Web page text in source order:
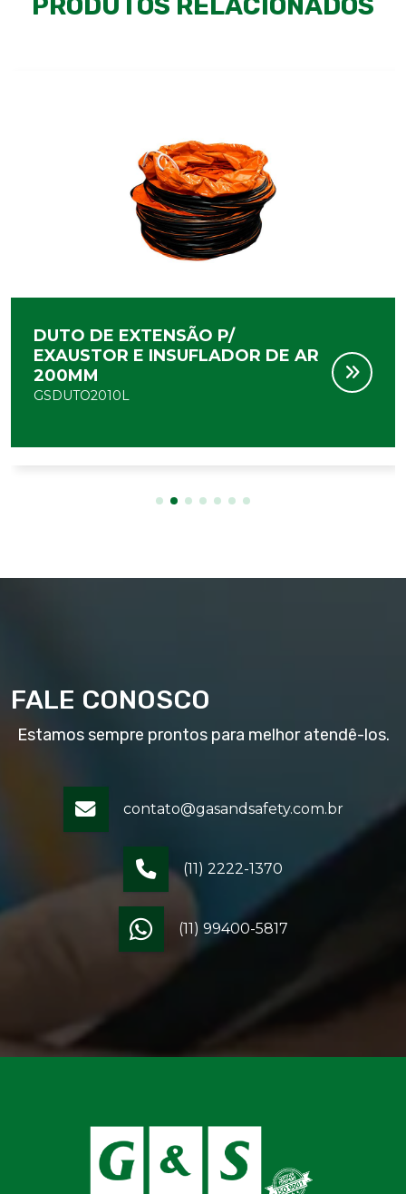
DUTO DE EXTENSÃO P/
EXAUSTOR E INSUFLADOR DE AR
200MM
GSDUTO2010L
FALE CONOSCO
Estamos sempre prontos para melhor atendê-los.
contato@gasandsafety.com.br
(11) 2222-1370
(11) 99400-5817